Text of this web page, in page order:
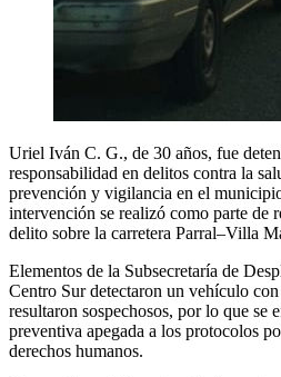
Uriel Iván C. G., de 30 años, fue
responsabilidad en delitos contra la
prevención y vigilancia en el
intervención se realizó como parte de
delito sobre la carretera Parral–Villa
Elementos de la Subsecretaría de
Centro Sur detectaron un vehículo
resultaron sospechosos, por lo que se
preventiva apegada a los protocolos
derechos humanos.